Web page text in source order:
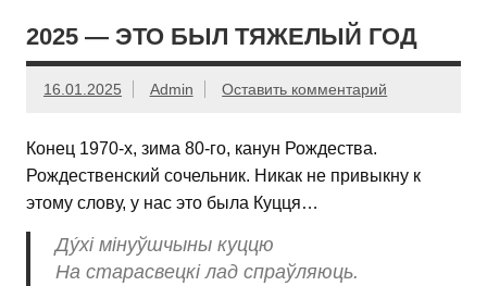
2025 — ЭТО БЫЛ ТЯЖЕЛЫЙ ГОД
16.01.2025 Admin Оставить комментарий
Конец 1970-х, зима 80-го, канун Рождества.
Рождественский сочельник. Никак не привыкну к
этому слову, у нас это была Куцця…
Ду́хі мінуўшчыны куццю
На старасвецкі лад спраўляюць.